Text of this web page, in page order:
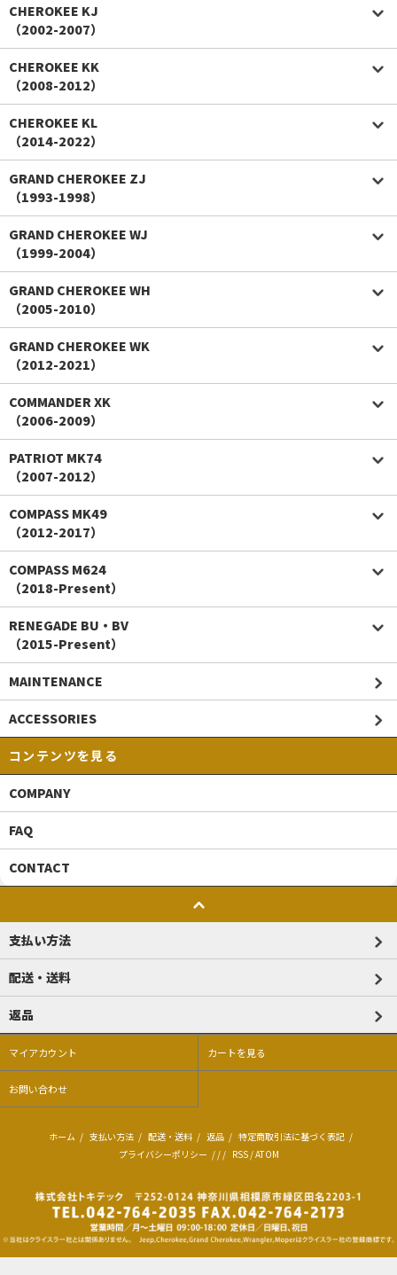
CHEROKEE KJ
（2002-2007）
CHEROKEE KK
（2008-2012）
CHEROKEE KL
（2014-2022）
GRAND CHEROKEE ZJ
（1993-1998）
GRAND CHEROKEE WJ
（1999-2004）
GRAND CHEROKEE WH
（2005-2010）
GRAND CHEROKEE WK
（2012-2021）
COMMANDER XK
（2006-2009）
PATRIOT MK74
（2007-2012）
COMPASS MK49
（2012-2017）
COMPASS M624
（2018-Present）
RENEGADE BU・BV
（2015-Present）
MAINTENANCE
ACCESSORIES
コンテンツを見る
COMPANY
FAQ
CONTACT
支払い方法
配送・送料
返品
マイアカウント カートを見る
お問い合わせ
ホーム / 支払い方法 / 配送・送料 / 返品 / 特定商取引法に基づく表記 /
プライバシーポリシー / / / RSS/ATOM